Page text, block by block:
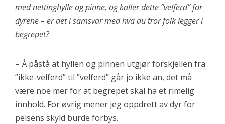
med nettinghylle og pinne, og kaller dette ”velferd” for
dyrene – er det i samsvar med hva du tror folk legger i
begrepet?
– Å påstå at hyllen og pinnen utgjør forskjellen fra
”ikke-velferd” til ”velferd” går jo ikke an, det må
være noe mer for at begrepet skal ha et rimelig
innhold. For øvrig mener jeg oppdrett av dyr for
pelsens skyld burde forbys.